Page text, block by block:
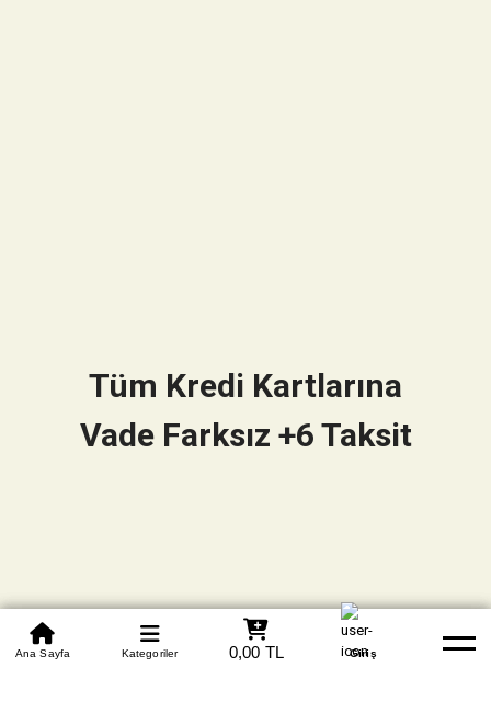
0850 305 09 70
Beden Tablosu Banka Hesapları Whatsapp Yardım
Ana Sayfa Kategoriler 0,00 TL Giriş
Tüm Kredi Kartlarına
Vade Farksız +6 Taksit